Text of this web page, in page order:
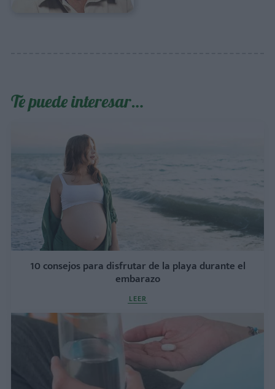
Te puede interesar…
10 consejos para disfrutar de la playa durante el
embarazo
LEER